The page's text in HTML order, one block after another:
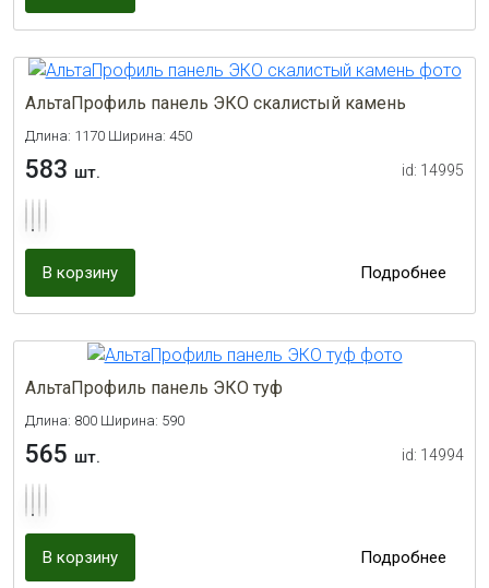
АльтаПрофиль панель ЭКО скалистый камень
Длина: 1170 Ширина: 450
583 шт. id: 14995
В корзину Подробнее
АльтаПрофиль панель ЭКО туф
Длина: 800 Ширина: 590
565 шт. id: 14994
В корзину Подробнее